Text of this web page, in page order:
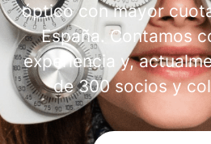
óptico con mayor
España. Contamos
experiencia y,
de 300 socios y